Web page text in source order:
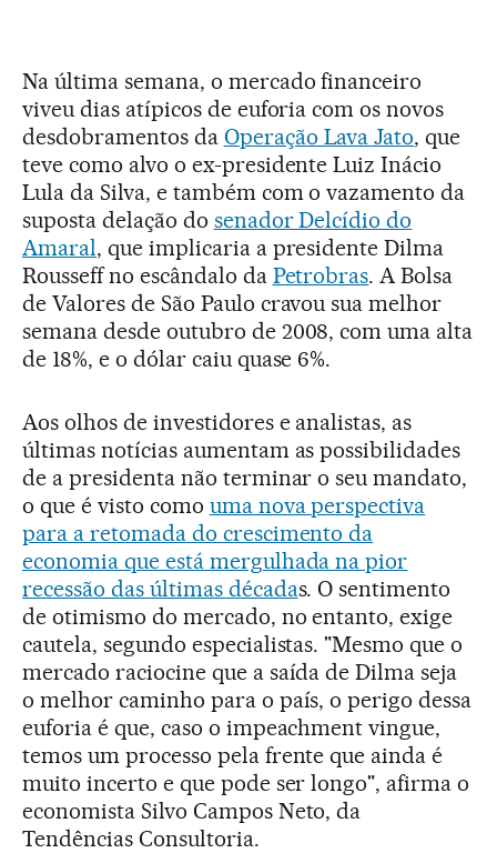
Na última semana, o mercado financeiro
viveu dias atípicos de euforia com os novos
desdobramentos da Operação Lava Jato, que
teve como alvo o ex-presidente Luiz Inácio
Lula da Silva, e também com o vazamento da
suposta delação do senador Delcídio do
Amaral, que implicaria a presidente Dilma
Rousseff no escândalo da Petrobras. A Bolsa
de Valores de São Paulo cravou sua melhor
semana desde outubro de 2008, com uma alta
de 18%, e o dólar caiu quase 6%.
Aos olhos de investidores e analistas, as
últimas notícias aumentam as possibilidades
de a presidenta não terminar o seu mandato,
o que é visto como uma nova perspectiva
para a retomada do crescimento da
economia que está mergulhada na pior
recessão das últimas décadas. O sentimento
de otimismo do mercado, no entanto, exige
cautela, segundo especialistas. "Mesmo que o
mercado raciocine que a saída de Dilma seja
o melhor caminho para o país, o perigo dessa
euforia é que, caso o impeachment vingue,
temos um processo pela frente que ainda é
muito incerto e que pode ser longo", afirma o
economista Silvo Campos Neto, da
Tendências Consultoria.